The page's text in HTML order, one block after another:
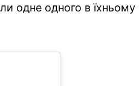
одне одного в їхньому